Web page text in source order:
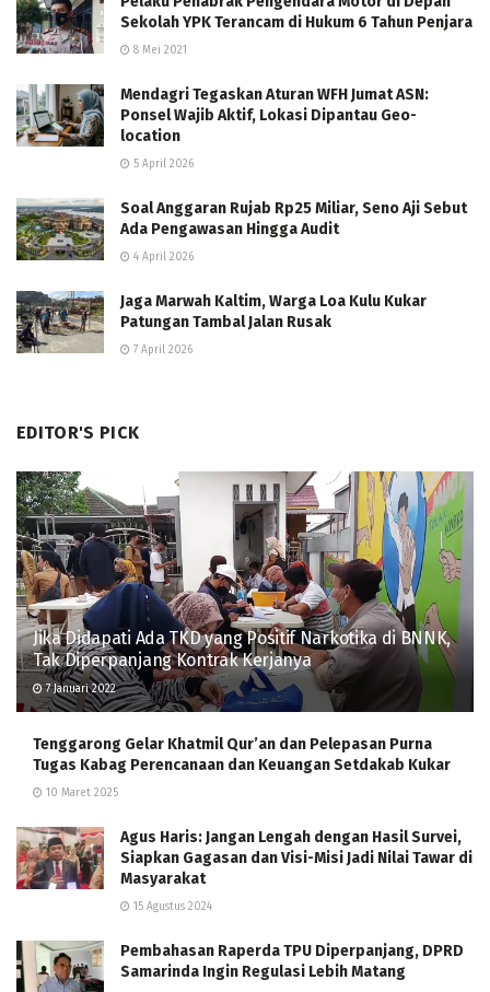
Sekolah YPK Terancam di Hukum 6 Tahun Penjara
8 Mei 2021
Mendagri Tegaskan Aturan WFH Jumat ASN:
Ponsel Wajib Aktif, Lokasi Dipantau Geo-
location
5 April 2026
Soal Anggaran Rujab Rp25 Miliar, Seno Aji Sebut
Ada Pengawasan Hingga Audit
4 April 2026
Jaga Marwah Kaltim, Warga Loa Kulu Kukar
Patungan Tambal Jalan Rusak
7 April 2026
EDITOR'S PICK
Jika Didapati Ada TKD yang Positif Narkotika di BNNK,
Tak Diperpanjang Kontrak Kerjanya
7 Januari 2022
Tenggarong Gelar Khatmil Qur’an dan Pelepasan Purna
Tugas Kabag Perencanaan dan Keuangan Setdakab Kukar
10 Maret 2025
Agus Haris: Jangan Lengah dengan Hasil Survei,
Siapkan Gagasan dan Visi-Misi Jadi Nilai Tawar di
Masyarakat
15 Agustus 2024
Pembahasan Raperda TPU Diperpanjang, DPRD
Samarinda Ingin Regulasi Lebih Matang